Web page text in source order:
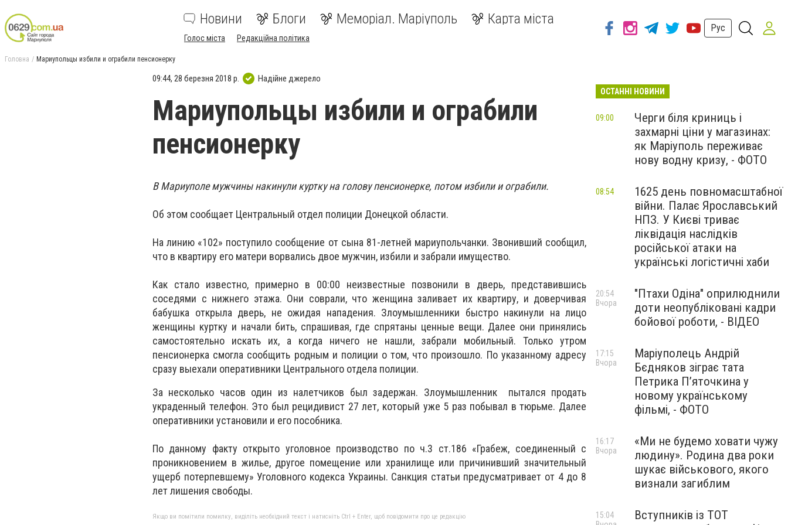
Новини Блоги Меморіал. Маріуполь Карта міста
Голос міста Редакційна політика
Рус
Головна Мариупольцы избили и ограбили пенсионерку
09:44, 28 березня 2018 р. Надійне джерело
Мариупольцы избили и ограбили
пенсионерку
В Мариуполе мужчины накинули куртку на голову пенсионерке, потом избили и ограбили.
Об этом сообщает Центральный отдел полиции Донецкой области.
На линию «102» поступило сообщение от сына 81-летней мариупольчанки. Звонивший сообщил,
что в квартиру его матери ворвались двое мужчин, избили и забрали имущество.
Как стало известно, примерно в 00:00 неизвестные позвонили в дверь, представившись
соседями с нижнего этажа. Они соврали, что женщина заливает их квартиру, и доверчивая
бабушка открыла дверь, не ожидая нападения. Злоумышленники быстро накинули на лицо
женщины куртку и начали бить, спрашивая, где спрятаны ценные вещи. Далее они принялись
самостоятельно искать их, а когда ничего не нашли, забрали мобильный. Только утром
пенсионерка смогла сообщить родным и полиции о том, что произошло. По указанному адресу
сразу выехали оперативники Центрального отдела полиции.
За несколько часов один из налетчиков был задержан. Злоумышленник пытался продать
украденный телефон. Это был рецидивист 27 лет, который уже 5 раз побывал в тюрьме. Далее
оперативники установили и его пособника.
По данному факту открыто уголовное производство по ч.3 ст.186 «Грабеж, соединенный с
проникновением в жилье, другое помещение или хранилище или причинивший значительный
ущерб потерпевшему» Уголовного кодекса Украины. Санкция статьи предусматривает от 4 до 8
лет лишения свободы.
Якщо ви помітили помилку, виділіть необхідний текст і натисніть Ctrl + Enter, щоб повідомити про це редакцію
ОСТАННІ НОВИНИ
Черги біля криниць і
захмарні ціни у магазинах:
як Маріуполь переживає
нову водну кризу, - ФОТО
09:00
1625 день повномасштабної
війни. Палає Ярославський
НПЗ. У Києві триває
ліквідація наслідків
російської атаки на
українські логістичні хаби
08:54
"Птахи Одіна" оприлюднили
доти неопубліковані кадри
бойової роботи, - ВІДЕО
20:54
Вчора
Маріуполець Андрій
Бєдняков зіграє тата
Петрика П’яточкина у
новому українському
фільмі, - ФОТО
17:15
Вчора
«Ми не будемо ховати чужу
людину». Родина два роки
шукає військового, якого
визнали загиблим
16:17
Вчора
Вступників із ТОТ
15:04